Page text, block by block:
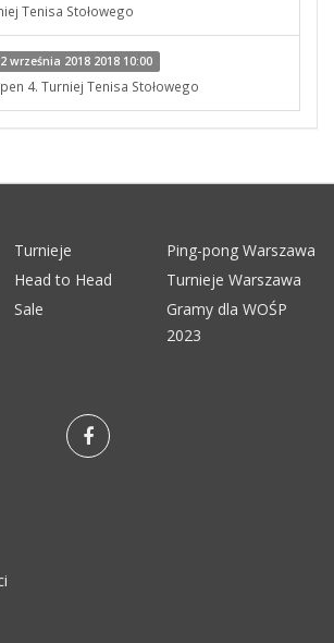
Tenisa Stołowego
września 2018 2018 10:00
4. Turniej Tenisa Stołowego
Turnieje
Ping-pong Warszawa
Head to Head
Turnieje Warszawa
Sale
Gramy dla WOŚP
2023